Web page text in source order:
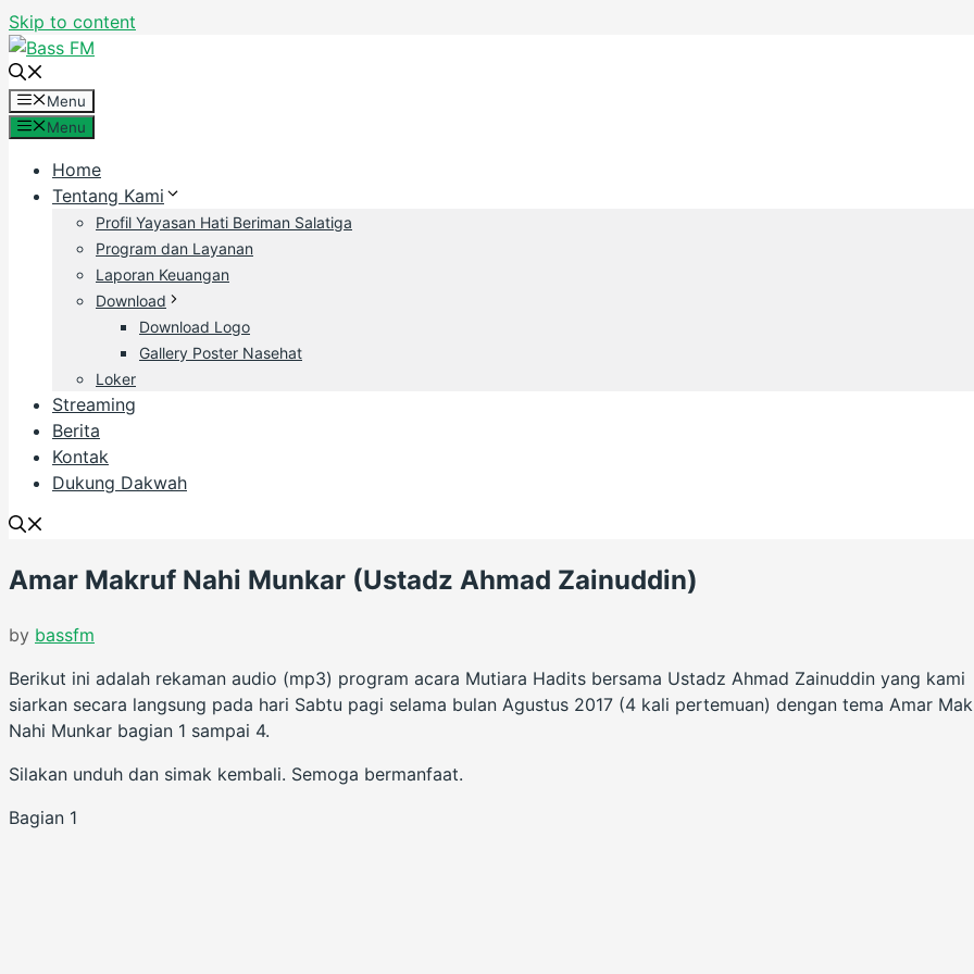
Skip to content
Menu
Menu
Home
Tentang Kami
Profil Yayasan Hati Beriman Salatiga
Program dan Layanan
Laporan Keuangan
Download
Download Logo
Gallery Poster Nasehat
Loker
Streaming
Berita
Kontak
Dukung Dakwah
Amar Makruf Nahi Munkar (Ustadz Ahmad Zainuddin)
by bassfm
Berikut ini adalah rekaman audio (mp3) program acara Mutiara Hadits bersama Ustadz Ahmad Zainuddin yang kami
siarkan secara langsung pada hari Sabtu pagi selama bulan Agustus 2017 (4 kali pertemuan) dengan tema Amar
Nahi Munkar bagian 1 sampai 4.
Silakan unduh dan simak kembali. Semoga bermanfaat.
Bagian 1